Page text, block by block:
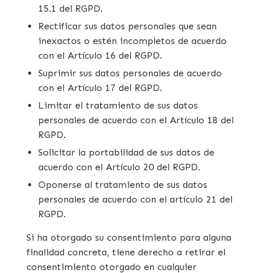
15.1 del RGPD.
Rectificar sus datos personales que sean
inexactos o estén incompletos de acuerdo
con el Artículo 16 del RGPD.
Suprimir sus datos personales de acuerdo
con el Artículo 17 del RGPD.
Limitar el tratamiento de sus datos
personales de acuerdo con el Artículo 18 del
RGPD.
Solicitar la portabilidad de sus datos de
acuerdo con el Artículo 20 del RGPD.
Oponerse al tratamiento de sus datos
personales de acuerdo con el artículo 21 del
RGPD.
Si ha otorgado su consentimiento para alguna
finalidad concreta, tiene derecho a retirar el
consentimiento otorgado en cualquier